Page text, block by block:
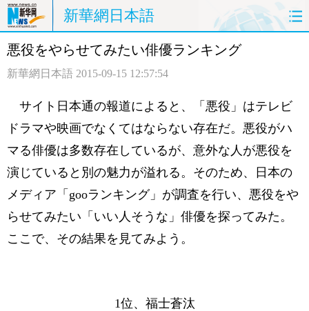
新華網日本語
ホームページ 政治
観光 評論 写真
中日対訳
悪役をやらせてみたい俳優ランキング
新華網日本語 2015-09-15 12:57:54
サイト日本通の報道によると、「悪役」はテレビ
ドラマや映画でなくてはならない存在だ。悪役がハ
マる俳優は多数存在しているが、意外な人が悪役を
演じていると別の魅力が溢れる。そのため、日本の
メディア「gooランキング」が調査を行い、悪役をや
らせてみたい「いい人そうな」俳優を探ってみた。
ここで、その結果を見てみよう。
1位、福士蒼汰